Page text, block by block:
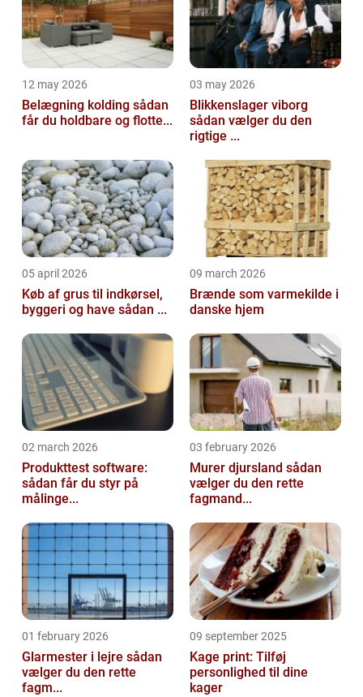
12 may 2026
Belægning kolding sådan
får du holdbare og flotte...
03 may 2026
Blikkenslager viborg
sådan vælger du den
rigtige ...
05 april 2026
Køb af grus til indkørsel,
byggeri og have sådan ...
09 march 2026
Brænde som varmekilde i
danske hjem
02 march 2026
Produkttest software:
sådan får du styr på
målinge...
03 february 2026
Murer djursland sådan
vælger du den rette
fagmand...
01 february 2026
Glarmester i lejre sådan
vælger du den rette
fagm...
09 september 2025
Kage print: Tilføj
personlighed til dine
kager